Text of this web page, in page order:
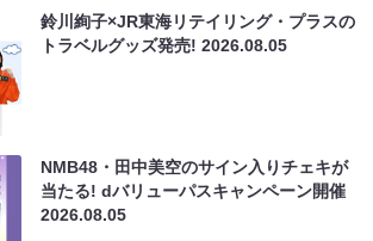
鈴川絢子×JR東海リテイリング・プラスの
トラベルグッズ発売!2026.08.05
NMB48・田中美空のサイン入りチェキが
当たる! dバリューパスキャンペーン開催
2026.08.05